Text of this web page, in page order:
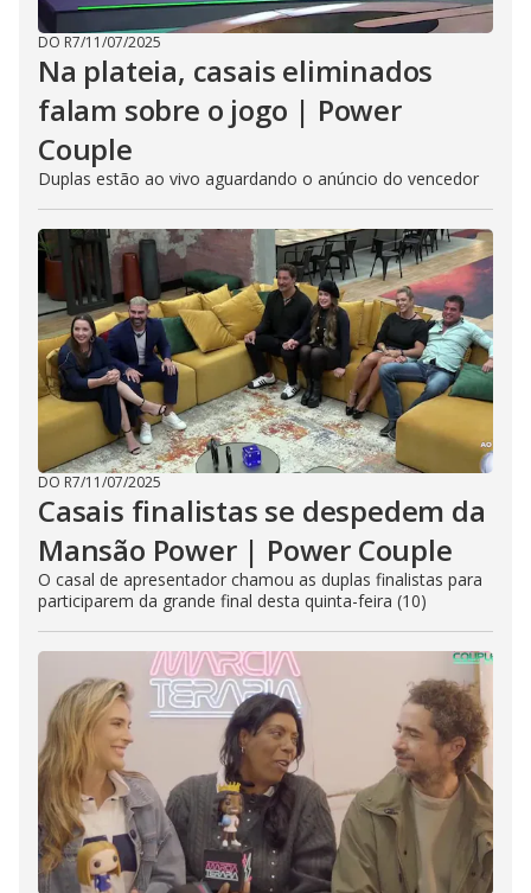
DO R7/11/07/2025
Na plateia, casais eliminados
falam sobre o jogo | Power
Couple
Duplas estão ao vivo aguardando o anúncio do vencedor
DO R7/11/07/2025
Casais finalistas se despedem da
Mansão Power | Power Couple
O casal de apresentador chamou as duplas finalistas para
participarem da grande final desta quinta-feira (10)